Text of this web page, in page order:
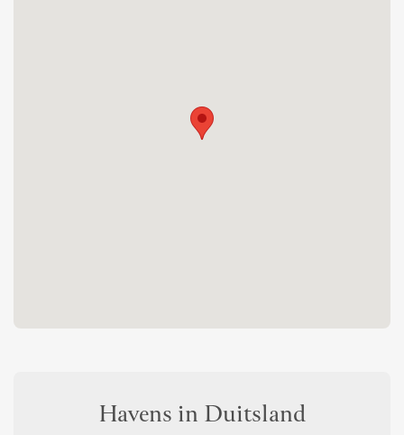
Havens in Duitsland